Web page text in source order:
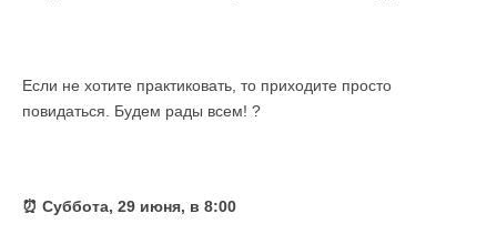
Если не хотите практиковать, то приходите просто
повидаться. Будем рады всем! ?
⏰ Суббота, 29 июня, в 8:00